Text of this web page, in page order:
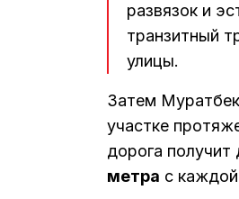
развязок и
транзитный
улицы.
Затем
участке
дорога
метра с